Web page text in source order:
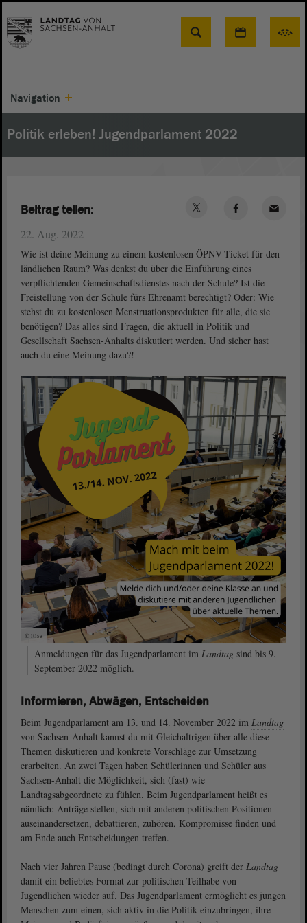
Suche
Navigation
Politik erleben! Jugendparlament 2022
22. Aug. 2022
Wie ist deine Meinung zu einem kostenlosen ÖPNV-Ticket für den
ländlichen Raum? Was denkst du über die Einführung eines
verpflichtenden Gemeinschaftsdienstes nach der Schule? Ist die
Freistellung von der Schule fürs Ehrenamt berechtigt? Oder: Wie
stehst du zu kostenlosen Menstruationsprodukten für alle, die sie
benötigen? Das alles sind Fragen, die aktuell in Politik und
Gesellschaft Sachsen-Anhalts diskutiert werden. Und sicher hast
auch du eine Meinung dazu?!
© ltlsa
Anmeldungen für das Jugendparlament im Landtag sind bis 9.
September 2022 möglich.
Informieren, Abwägen, Entscheiden
Beim Jugendparlament am 13. und 14. November 2022 im Landtag
von Sachsen-Anhalt kannst du mit Gleichaltrigen über alle diese
Themen diskutieren und konkrete Vorschläge zur Umsetzung
erarbeiten. An zwei Tagen haben Schülerinnen und Schüler aus
Sachsen-Anhalt die Möglichkeit, sich (fast) wie
Landtagsabgeordnete zu fühlen. Beim Jugendparlament heißt es
nämlich: Anträge stellen, sich mit anderen politischen Positionen
auseinandersetzen, debattieren, zuhören, Kompromisse finden und
am Ende auch Entscheidungen treffen.
Nach vier Jahren Pause (bedingt durch Corona) greift der Landtag
damit ein beliebtes Format zur politischen Teilhabe von
Jugendlichen wieder auf. Das Jugendparlament ermöglicht es jungen
Menschen zum einen, sich aktiv in die Politik einzubringen, ihre
Beitrag teilen: